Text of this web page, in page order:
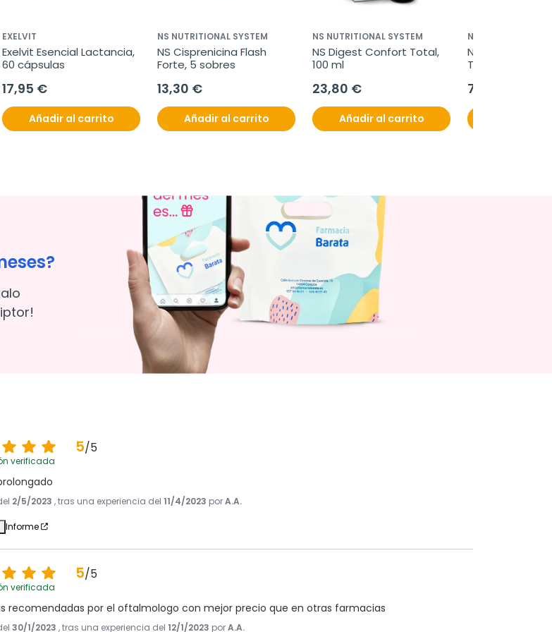
EXELVIT
Exelvit Esencial Lactancia,
60 cápsulas
17,95 €
Añadir al carrito
NS NUTRITIONAL SYSTEM
NS Cisprenicina Flash
Forte, 5 sobres
13,30 €
Añadir al carrito
NS NUTRITIONAL SYSTEM
NS Digest Confort Total,
100 ml
23,80 €
Añadir al carrito
NS NUTRITIONAL
NS Digest
To Go, 60
7,95 €
5/5
verificada
2/5/2023 , tras una experiencia del 11/4/2023 porA.A.
Informe
5/5
verificada
recomendadas por el oftalmologo con mejor precio que en otras farmacias
30/1/2023 , tras una experiencia del 12/1/2023 porA.A.